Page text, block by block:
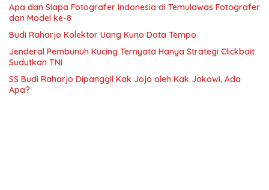
Apa dan Siapa Fotografer Indonesia di Temulawas Fotografer
dan Model ke-8
Budi Raharjo Kolektor Uang Kuno Data Tempo
Jenderal Pembunuh Kucing Ternyata Hanya Strategi Clickbait
Sudutkan TNI
SS Budi Raharjo Dipanggil Kak Jojo oleh Kak Jokowi, Ada
Apa?